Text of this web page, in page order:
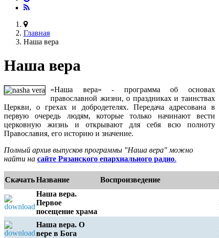
Главная
Наша вера
Наша вера
«Наша вера» - программа об основах
православной жизни, о праздниках и таинствах
Церкви, о грехах и добродетелях. Передача адресована в
первую очередь людям, которые только начинают вести
церковную жизнь и открывают для себя всю полноту
Православия, его историю и значение.
Полный архив выпусков программы "Наша вера" можно
найти на сайте Рязанского епархиального радио.
СкачатьНазвание Воспроизведение
Наша вера.
Первое
посещение храма
Наша вера. О
вере в Бога